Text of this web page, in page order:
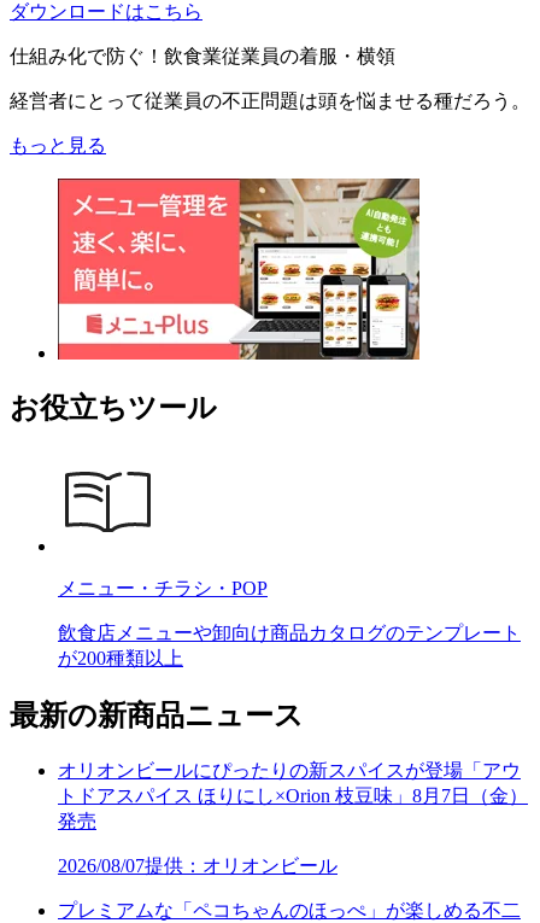
ダウンロードはこちら
仕組み化で防ぐ！飲食業従業員の着服・横領
経営者にとって従業員の不正問題は頭を悩ませる種だろう。
もっと見る
お役立ちツール
メニュー・チラシ・POP
飲食店メニューや卸向け商品カタログのテンプレート
が200種類以上
最新の新商品ニュース
オリオンビールにぴったりの新スパイスが登場「アウ
トドアスパイス ほりにし×Orion 枝豆味」8月7日（金）
発売
2026/08/07提供：オリオンビール
プレミアムな「ペコちゃんのほっぺ」が楽しめる不二